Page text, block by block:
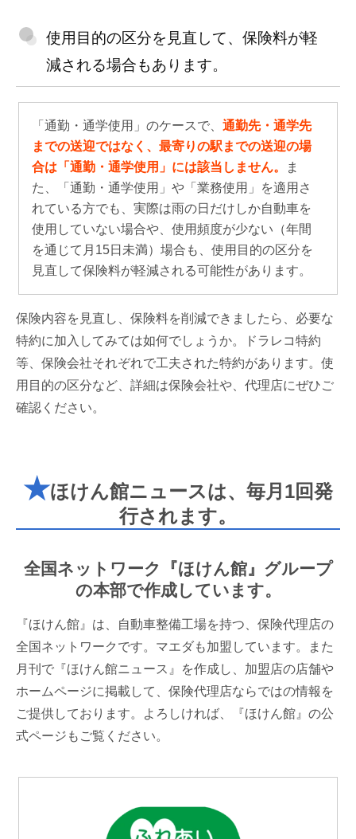
使用目的の区分を見直して、保険料が軽
減される場合もあります。
「通勤・通学使用」のケースで、通勤先・通学先
までの送迎ではなく、最寄りの駅までの送迎の場
合は「通勤・通学使用」には該当しません。
ま
た、「通勤・通学使用」や「業務使用」を適用さ
れている方でも、実際は雨の日だけしか自動車を
使用していない場合や、使用頻度が少ない（年間
を通じて月15日未満）場合も、使用目的の区分を
見直して保険料が軽減される可能性があります。
保険内容を見直し、保険料を削減できましたら、必要な
特約に加入してみては如何でしょうか。ドラレコ特約
等、保険会社それぞれで工夫された特約があります。使
用目的の区分など、詳細は保険会社や、代理店にぜひご
確認ください。
★ほけん館ニュースは、毎月1回発
行されます。
全国ネットワーク『ほけん館』グループ
の本部で作成しています。
『ほけん館』は、自動車整備工場を持つ、保険代理店の
全国ネットワークです。マエダも加盟しています。また
月刊で『ほけん館ニュース』を作成し、加盟店の店舗や
ホームページに掲載して、保険代理店ならではの情報を
ご提供しております。よろしければ、『ほけん館』の公
式ページもご覧ください。